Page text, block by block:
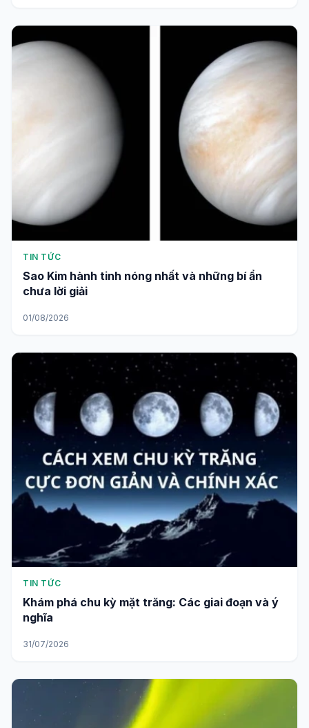
TIN TỨC
Sao Kim hành tinh nóng nhất và những bí ẩn
chưa lời giải
01/08/2026
TIN TỨC
Khám phá chu kỳ mặt trăng: Các giai đoạn và ý
nghĩa
31/07/2026